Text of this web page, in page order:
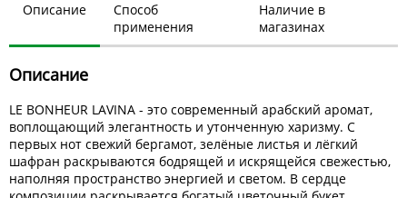
Описание
Способ
применения
Наличие в
магазинах
Описание
LE BONHEUR LAVINA - это современный арабский аромат,
воплощающий элегантность и утонченную харизму. С
первых нот свежий бергамот, зелёные листья и лёгкий
шафран раскрываются бодрящей и искрящейся свежестью,
наполняя пространство энергией и светом. В сердце